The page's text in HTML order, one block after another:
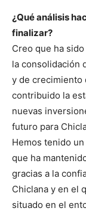
¿Qué análisis
finalizar?
Creo que ha
la consolidación
y de crecimiento
contribuido la
nuevas
futuro para
Hemos tenido
que ha
gracias a la
Chiclana y en el
situado en el